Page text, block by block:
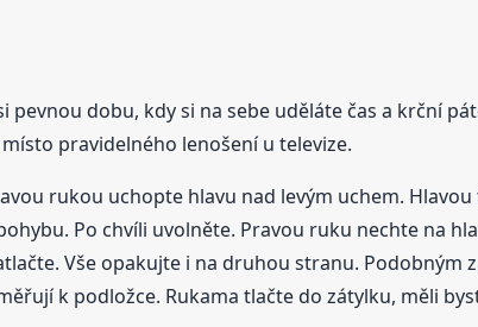
dobu, kdy si na sebe uděláte čas a krční
pravidelného lenošení u televize.
rukou uchopte hlavu nad levým uchem.
Po chvíli uvolněte. Pravou ruku nechte na
Vše opakujte i na druhou stranu. Podobným
k podložce. Rukama tlačte do zátylku, měli